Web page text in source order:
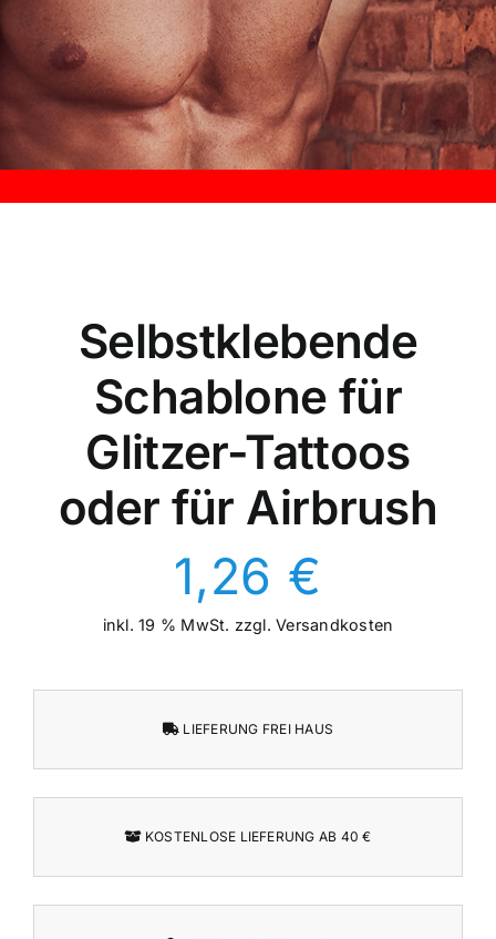
Kontakt
Selbstklebende
Schablone für
Glitzer-Tattoos
oder für Airbrush
1,26 €
inkl. 19 % MwSt. zzgl.Versandkosten
LIEFERUNG FREI HAUS
KOSTENLOSE LIEFERUNG AB 40 €